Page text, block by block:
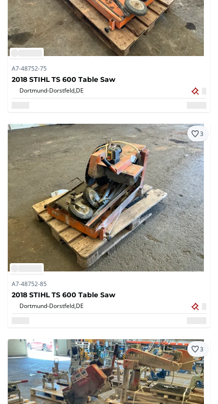
A7-48752-75
2018 STIHL TS 600 Table Saw
Dortmund-Dorstfeld,DE
3
A7-48752-85
2018 STIHL TS 600 Table Saw
Dortmund-Dorstfeld,DE
3